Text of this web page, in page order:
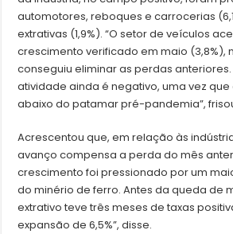
automotores, reboques e carrocerias
extrativas (1,9%). “O setor de veículos
crescimento verificado em maio (3,8%),
conseguiu eliminar as perdas
atividade ainda é negativo, uma vez que
abaixo do patamar pré-pandemia”,
Acrescentou que, em relação às
avanço compensa a perda do mês
crescimento foi pressionado por um
do minério de ferro. Antes da queda de
extrativo teve três meses de taxas
expansão de 6,5%”, disse.